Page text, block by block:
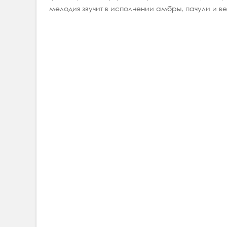
мелодия звучит в исполнении амбры, пачули и